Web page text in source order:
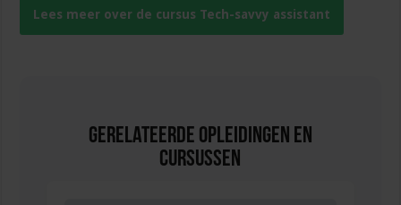
Lees meer over de cursus Tech-savvy assistant
Gerelateerde Opleidingen en
Cursussen